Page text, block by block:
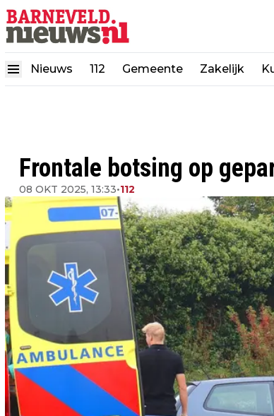
Nieuws 112 Gemeente Zakelijk
Frontale botsing op
08 OKT 2025, 13:33•112